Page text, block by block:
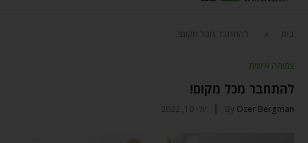
בית להתחבר מכל מקום!
צמיחה אישית
להתחבר מכל מקום!
By Ozer Bergman יולי 10, 2022